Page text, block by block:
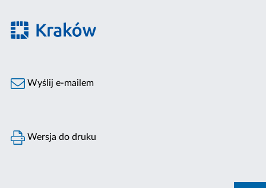
Wyślij e-mailem
Wersja do druku